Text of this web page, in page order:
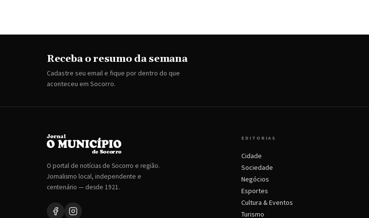
Receba o resumo da semana
Cadastre seu email e fique por dentro do que
aconteceu em Socorro.
O portal de notícias de Socorro e região.
Jornalismo local, independente e
centenário — desde 1921.
EDITORIAS
Cidade
Sociedade
Negócios
Esportes
Cultura & Eventos
Turismo